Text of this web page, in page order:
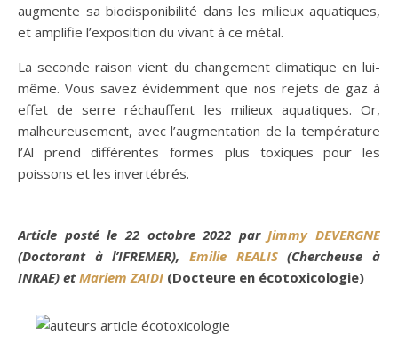
augmente sa biodisponibilité dans les milieux aquatiques,
et amplifie l’exposition du vivant à ce métal.
La seconde raison vient du changement climatique en lui-
même. Vous savez évidemment que nos rejets de gaz à
effet de serre réchauffent les milieux aquatiques. Or,
malheureusement, avec l’augmentation de la température
l’Al prend différentes formes plus toxiques pour les
poissons et les invertébrés.
Article posté le 22 octobre 2022 par Jimmy DEVERGNE
(Doctorant à l’IFREMER), Emilie REALIS(Chercheuse à
INRAE) etMariem ZAIDI (Docteure en écotoxicologie)